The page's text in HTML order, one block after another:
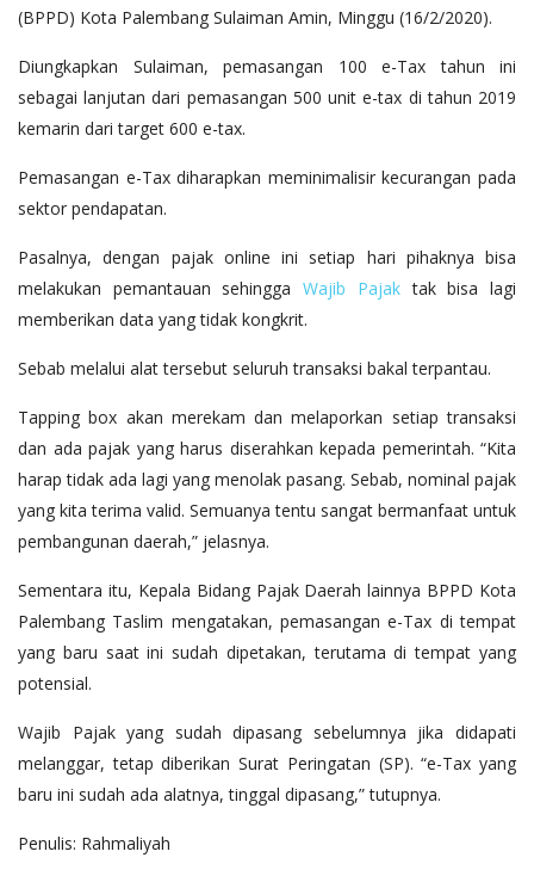
(BPPD) Kota Palembang Sulaiman Amin, Minggu (16/2/2020).
Diungkapkan Sulaiman, pemasangan 100 e-Tax tahun ini
sebagai lanjutan dari pemasangan 500 unit e-tax di tahun 2019
kemarin dari target 600 e-tax.
Pemasangan e-Tax diharapkan meminimalisir kecurangan pada
sektor pendapatan.
Pasalnya, dengan pajak online ini setiap hari pihaknya bisa
melakukan pemantauan sehinggaWajib Pajaktak bisa lagi
memberikan data yang tidak kongkrit.
Sebab melalui alat tersebut seluruh transaksi bakal terpantau.
Tapping box akan merekam dan melaporkan setiap transaksi
dan ada pajak yang harus diserahkan kepada pemerintah. “Kita
harap tidak ada lagi yang menolak pasang. Sebab, nominal pajak
yang kita terima valid. Semuanya tentu sangat bermanfaat untuk
pembangunan daerah,” jelasnya.
Sementara itu, Kepala Bidang Pajak Daerah lainnya BPPD Kota
Palembang Taslim mengatakan, pemasangan e-Tax di tempat
yang baru saat ini sudah dipetakan, terutama di tempat yang
potensial.
Wajib Pajak yang sudah dipasang sebelumnya jika didapati
melanggar, tetap diberikan Surat Peringatan (SP). “e-Tax yang
baru ini sudah ada alatnya, tinggal dipasang,” tutupnya.
Penulis: Rahmaliyah